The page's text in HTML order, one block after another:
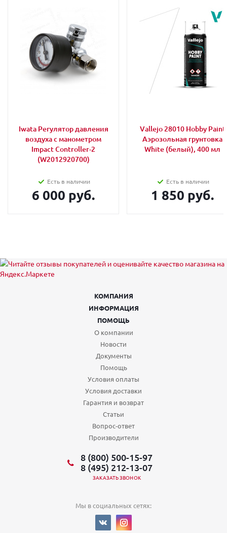
Iwata Регулятор давления
воздуха с манометром
Impact Controller-2
(W2012920700)
Есть в наличии
6 000 руб.
Vallejo 28010 Hobby Paint
Аэрозольная грунтовка
White (белый), 400 мл
Есть в наличии
1 850 руб.
КОМПАНИЯ
ИНФОРМАЦИЯ
ПОМОЩЬ
О компании
Новости
Документы
Помощь
Условия оплаты
Условия доставки
Гарантия и возврат
Статьи
Вопрос-ответ
Производители
8 (800) 500-15-97
8 (495) 212-13-07
ЗАКАЗАТЬ ЗВОНОК
Мы в социальных сетях: